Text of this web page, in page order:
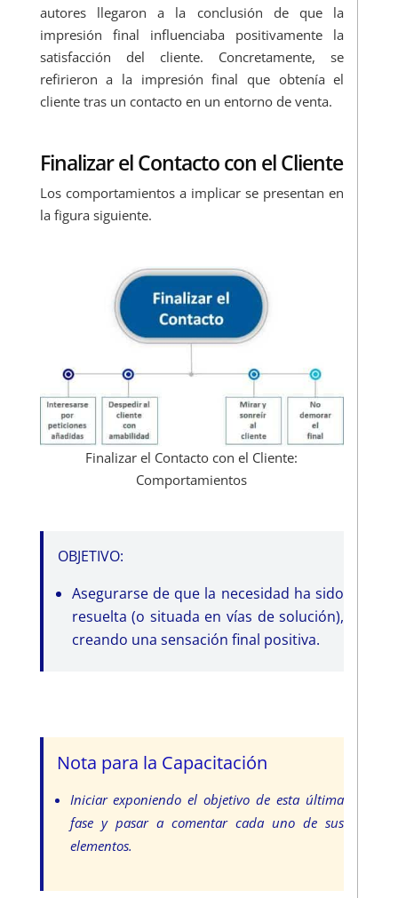
autores llegaron a la conclusión de que la
impresión final influenciaba positivamente la
satisfacción del cliente. Concretamente, se
refirieron a la impresión final que obtenía el
cliente tras un contacto en un entorno de venta.
Finalizar el Contacto con el Cliente
Los comportamientos a implicar se presentan en
la figura siguiente.
Finalizar el Contacto con el Cliente:
Comportamientos
OBJETIVO:
Asegurarse de que la necesidad ha sido
resuelta (o situada en vías de solución),
creando una sensación final positiva.
Nota para la Capacitación
Iniciar exponiendo el objetivo de esta última
fase y pasar a comentar cada uno de sus
elementos.